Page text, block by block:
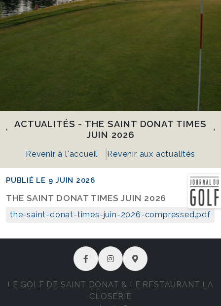
ACTUALITÉS - THE SAINT DONAT TIMES
JUIN 2026
Revenir à l'accueil Revenir aux actualités
PUBLIÉ LE 9 JUIN 2026
THE SAINT DONAT TIMES JUIN 2026
the-saint-donat-times-juin-2026-compressed.pdf
LE GOLF DE SAINT DONAT & LE RESTAURANT LA
CLOSERIE